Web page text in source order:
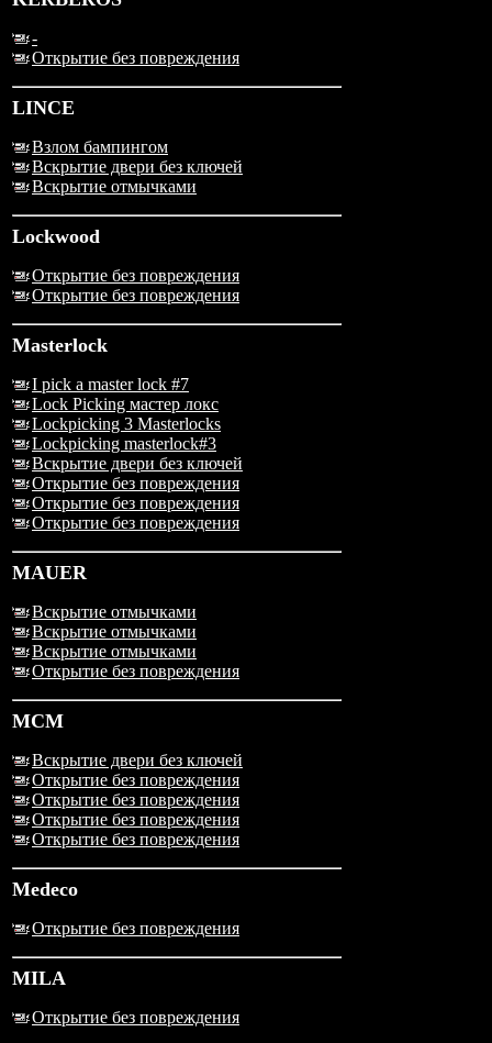
-
Открытие без повреждения
LINCE
Взлом бампингом
Вскрытие двери без ключей
Вскрытие отмычками
Lockwood
Открытие без повреждения
Открытие без повреждения
Masterlock
I pick a master lock #7
Lock Picking мастер локс
Lockpicking 3 Masterlocks
Lockpicking masterlock#3
Вскрытие двери без ключей
Открытие без повреждения
Открытие без повреждения
Открытие без повреждения
MAUER
Вскрытие отмычками
Вскрытие отмычками
Вскрытие отмычками
Открытие без повреждения
MCM
Вскрытие двери без ключей
Открытие без повреждения
Открытие без повреждения
Открытие без повреждения
Открытие без повреждения
Medeco
Открытие без повреждения
MILA
Открытие без повреждения